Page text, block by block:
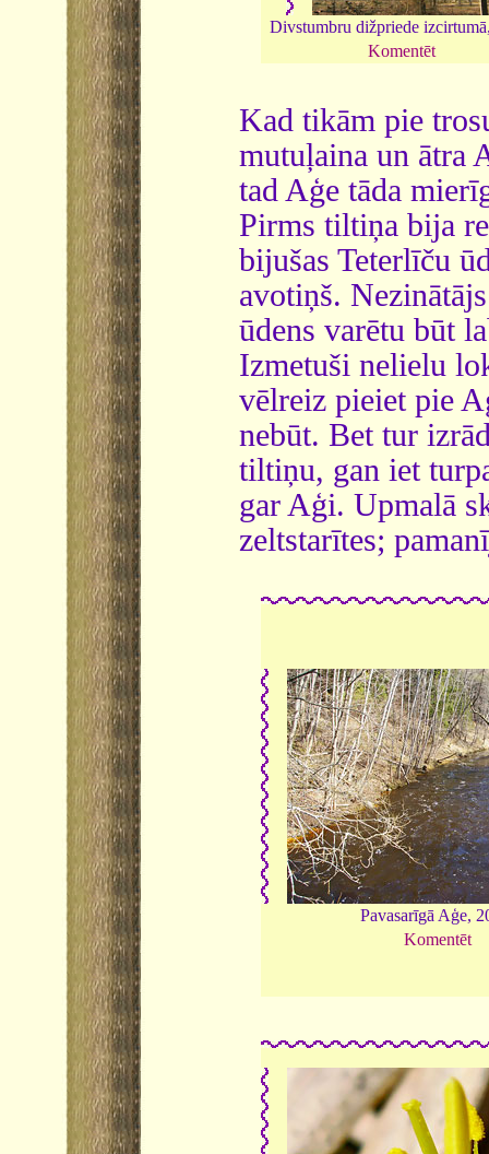
Divstumbru dižpriede
Komentēt
Kad tikām pie
mutuļaina un ātra
tad Aģe tāda
Pirms tiltiņa bija
bijušas Teterlīču
avotiņš.
ūdens varētu būt
Izmetuši nelielu
vēlreiz pieiet pie
nebūt. Bet tur
tiltiņu, gan iet
gar Aģi. Upmalā
zeltstarītes;
Pavasarīgā Aģe,
Komentēt